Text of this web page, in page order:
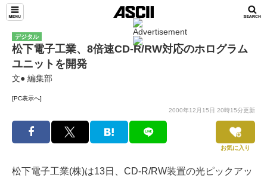
デジタル
松下電子工業、8倍速CD-R/RW対応のホログラム
ユニットを開発
文● 編集部
[PC表示へ]
2000年12月15日 20時15分更新
お気に入り
松下電子工業(株)は13日、CD-R/RW装置の光ピックアッ